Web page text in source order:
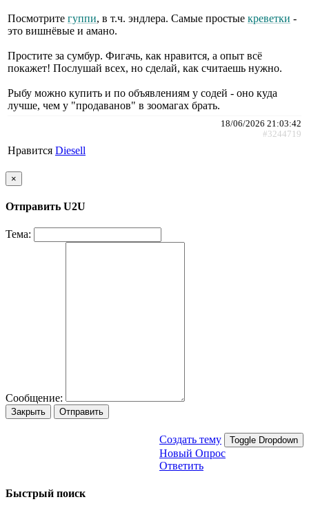
Посмотрите гуппи, в т.ч. эндлера. Самые простые креветки -
это вишнёвые и амано.
Простите за сумбур. Фигачь, как нравится, а опыт всё
покажет! Послушай всех, но сделай, как считаешь нужно.
Рыбу можно купить и по объявлениям у содей - оно куда
лучше, чем у "продаванов" в зоомагах брать.
18/06/2026 21:03:42
#3244719
Нравится Diesell
×
Отправить U2U
Тема:
Сообщение:
Закрыть Отправить
Создать тему Toggle Dropdown
Новый Опрос
Ответить
Быстрый поиск